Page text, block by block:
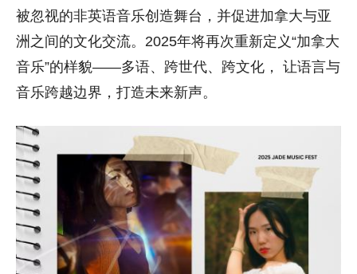
被忽视的非英语音乐创造舞台， 并促进加拿大与亚
洲之间的文化交流。2025年将再次重新定义“加拿大
音乐”的样貌——多语、跨世代、跨文化， 让语言与
音乐跨越边界，打造未来新声。